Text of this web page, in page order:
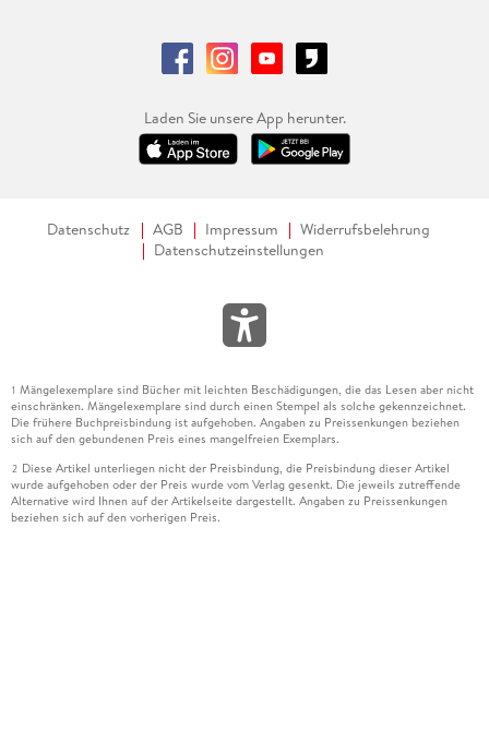
Laden Sie unsere App herunter.
Datenschutz AGB Impressum
Widerrufsbelehrung
Datenschutzeinstellungen
1 Mängelexemplare sind Bücher mit leichten Beschädigungen, die das Lesen aber nicht
einschränken. Mängelexemplare sind durch einen Stempel als solche gekennzeichnet.
Die frühere Buchpreisbindung ist aufgehoben. Angaben zu Preissenkungen beziehen
sich auf den gebundenen Preis eines mangelfreien Exemplars.
2 Diese Artikel unterliegen nicht der Preisbindung, die Preisbindung dieser Artikel
wurde aufgehoben oder der Preis wurde vom Verlag gesenkt. Die jeweils zutreffende
Alternative wird Ihnen auf der Artikelseite dargestellt. Angaben zu Preissenkungen
beziehen sich auf den vorherigen Preis.